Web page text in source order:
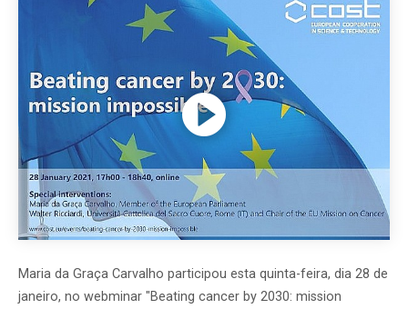
Maria da Graça Carvalho participou esta quinta-feira, dia 28 de
janeiro, no webminar "Beating cancer by 2030: mission